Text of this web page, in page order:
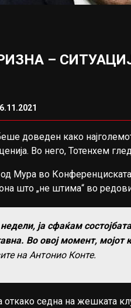
–
доведен како
Во него, Тотенхем
Мура во
што „не штима“ во
ја сфаќам
Во овој момент, мојот
на Антонио Конте.
откако седна на жешката